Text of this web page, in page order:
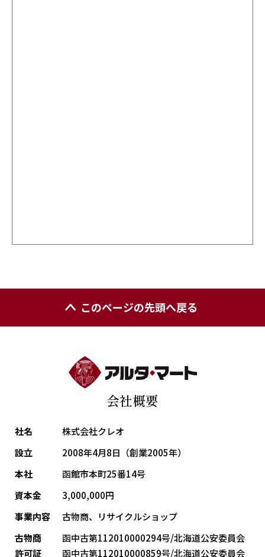
このページの先頭へ戻る
会社概要
社名
株式会社クレオ
設立
2008年4月8日（創業2005年）
本社
函館市本町25番14号
資本金
3,000,000円
事業内容
古物商、リサイクルショップ
古物商
許可証
函中古第112010000294号/北海道公安委員会
函中古第112010000859号/北海道公安委員会